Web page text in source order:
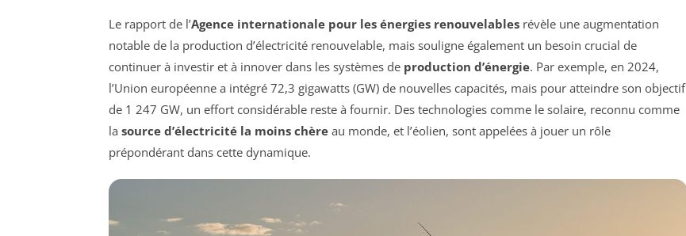
Le rapport de l’Agence internationale pour les énergies renouvelables révèle une augmentation
notable de la production d’électricité renouvelable, mais souligne également un besoin crucial de
continuer à investir et à innover dans les systèmes de production d’énergie. Par exemple, en 2024,
l’Union européenne a intégré 72,3 gigawatts (GW) de nouvelles capacités, mais pour atteindre son objectif
de 1 247 GW, un effort considérable reste à fournir. Des technologies comme le solaire, reconnu comme
la source d’électricité la moins chère au monde, et l’éolien, sont appelées à jouer un rôle
prépondérant dans cette dynamique.